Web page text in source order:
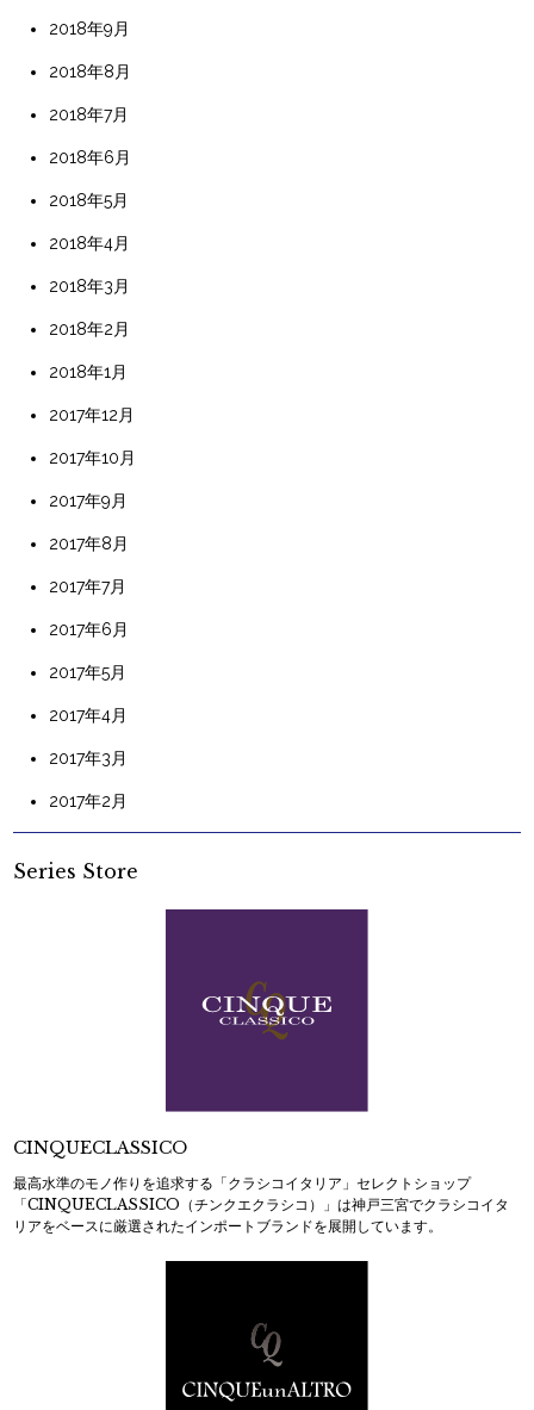
2018年9月
2018年8月
2018年7月
2018年6月
2018年5月
2018年4月
2018年3月
2018年2月
2018年1月
2017年12月
2017年10月
2017年9月
2017年8月
2017年7月
2017年6月
2017年5月
2017年4月
2017年3月
2017年2月
Series Store
CINQUECLASSICO
最高水準のモノ作りを追求する「クラシコイタリア」セレクトショップ
「CINQUECLASSICO（チンクエクラシコ）」は神戸三宮でクラシコイタ
リアをベースに厳選されたインポートブランドを展開しています。